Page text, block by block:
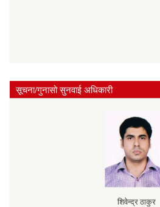
सूचना/गुनासो सुनवाई अधिकारी
शिवेन्द्र ठाकुर